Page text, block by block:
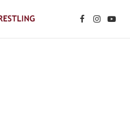
Facebook